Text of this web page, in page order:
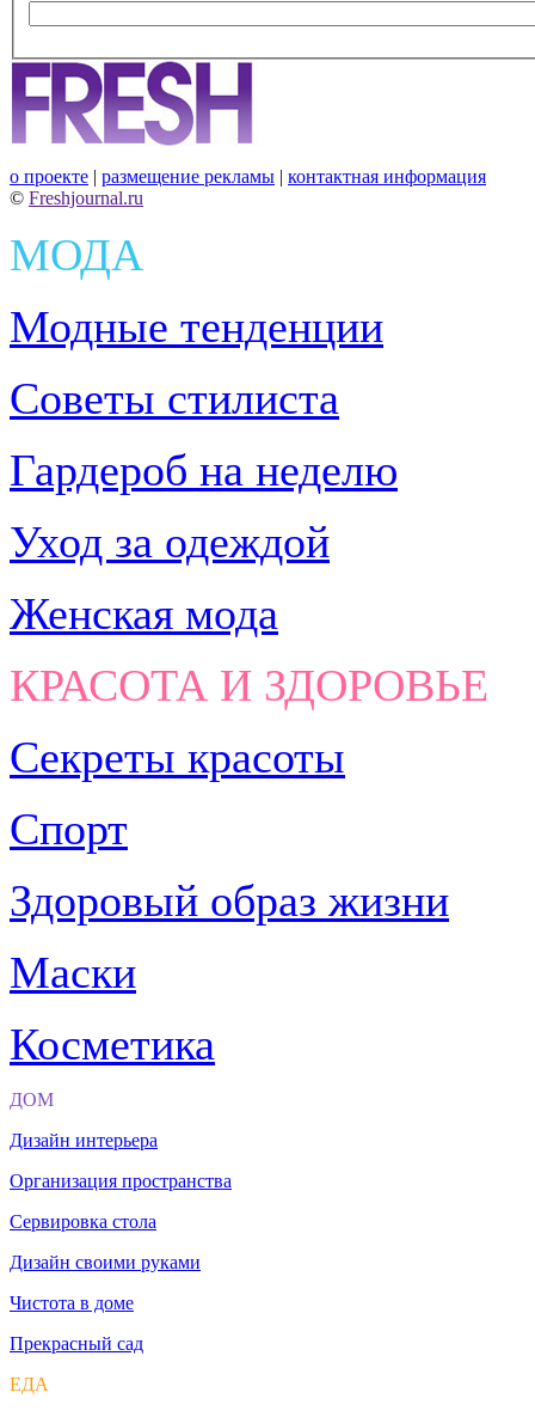
о проекте | размещение рекламы | контактная информация
© Freshjournal.ru
МОДА
Модные тенденции
Советы стилиста
Гардероб на неделю
Уход за одеждой
Женская мода
КРАСОТА И ЗДОРОВЬЕ
Секреты красоты
Спорт
Здоровый образ жизни
Маски
Косметика
ДОМ
Дизайн интерьера
Организация пространства
Сервировка стола
Дизайн своими руками
Чистота в доме
Прекрасный сад
ЕДА